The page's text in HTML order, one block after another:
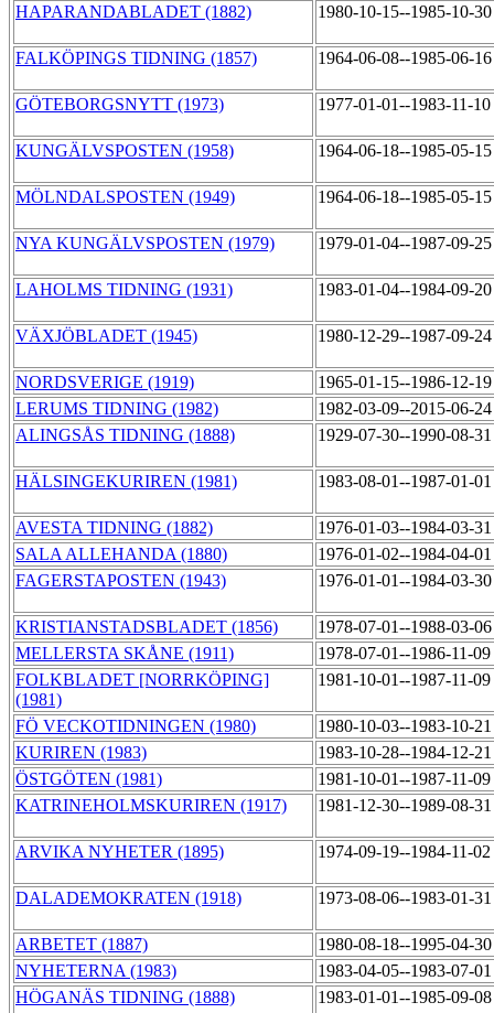
HAPARANDABLADET (1882)
1980-10-15--1985-10-
FALKÖPINGS TIDNING (1857) 1964-06-08--1985-06-
GÖTEBORGSNYTT (1973) 1977-01-01--1983-11-10
KUNGÄLVSPOSTEN (1958) 1964-06-18--1985-05-
MÖLNDALSPOSTEN (1949) 1964-06-18--1985-05-
NYA KUNGÄLVSPOSTEN (1979) 1979-01-04--1987-09-
LAHOLMS TIDNING (1931) 1983-01-04--1984-09-
VÄXJÖBLADET (1945) 1980-12-29--1987-09-
NORDSVERIGE (1919)
1965-01-15--1986-12-
LERUMS TIDNING (1982)
1982-03-09--2015-06-
ALINGSÅS TIDNING (1888)
1929-07-30--1990-08-
HÄLSINGEKURIREN (1981) 1983-08-01--1987-01-
AVESTA TIDNING (1882)
1976-01-03--1984-03-
SALA ALLEHANDA (1880)
1976-01-02--1984-04-
FAGERSTAPOSTEN (1943)
1976-01-01--1984-03-
KRISTIANSTADSBLADET (1856)
1978-07-01--1988-03-
MELLERSTA SKÅNE (1911)
1978-07-01--1986-11-09
FOLKBLADET [NORRKÖPING]
(1981)
1981-10-01--1987-11-09
FÖ VECKOTIDNINGEN (1980)
1980-10-03--1983-10-
KURIREN (1983)
1983-10-28--1984-12-
ÖSTGÖTEN (1981)
1981-10-01--1987-11-09
KATRINEHOLMSKURIREN (1917)
1981-12-30--1989-08-
ARVIKA NYHETER (1895) 1974-09-19--1984-11-02
DALADEMOKRATEN (1918) 1973-08-06--1983-01-
ARBETET (1887)
1980-08-18--1995-04-
NYHETERNA (1983)
1983-04-05--1983-07-
HÖGANÄS TIDNING (1888)
1983-01-01--1985-09-